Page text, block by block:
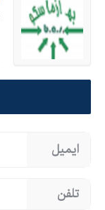
ایمیل
تلفن